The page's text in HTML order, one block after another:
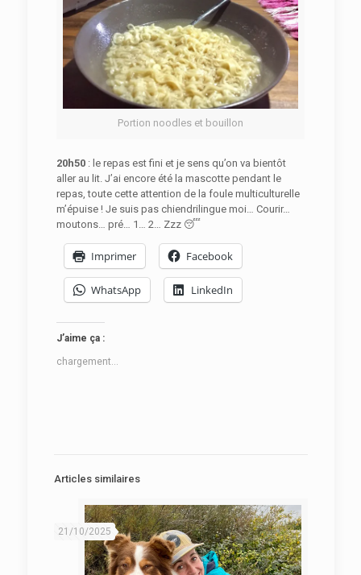
Portion noodles et bouillon
20h50: le repas est fini et je sens qu’on va bientôt
aller au lit. J’ai encore été la mascotte pendant le
repas, toute cette attention de la foule multiculturelle
m’épuise ! Je suis pas chiendrilingue moi… Courir…
moutons… pré… 1… 2… Zzz 😴
Imprimer Facebook
WhatsApp LinkedIn
J’aime ça :
chargement…
Articles similaires
21/10/2025